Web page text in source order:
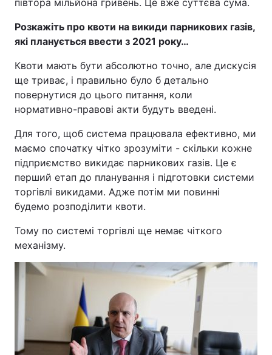
півтора мільйона гривень. Це вже суттєва сума.
Розкажіть про квоти на викиди парникових газів,
які планується ввести з 2021 року…
Квоти мають бути абсолютно точно, але дискусія
ще триває, і правильно було б детально
повернутися до цього питання, коли
нормативно-правові акти будуть введені.
Для того, щоб система працювала ефективно, ми
маємо спочатку чітко зрозуміти - скільки кожне
підприємство викидає парникових газів. Це є
перший етап до планування і підготовки системи
торгівлі викидами. Адже потім ми повинні
будемо розподілити квоти.
Тому по системі торгівлі ще немає чіткого
механізму.